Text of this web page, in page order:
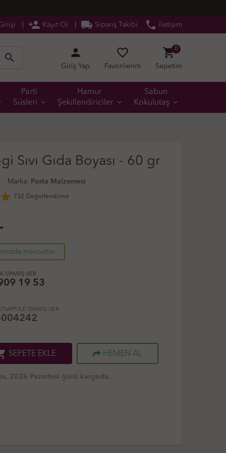
person_add Kayıt Ol local_shipping Sipariş Takibi phone İletişim
search person
Giriş Yap
favorite_border
Favorilerim
shopping_cart
Sepetim
0
Parti
Süsleri
Hamur
Şekillendiriciler
Sabun
Kokulutaş
Sıvı Gıda Boyası - 60 gr
Marka: Pasta Malzemesi
732 Değerlendirme
mevcuttur.
SİPARİŞ VER
19 53
İLE SİPARİŞ VER
SEPETE EKLE HEMEN AL
2026 Pazartesi günü kargoda.